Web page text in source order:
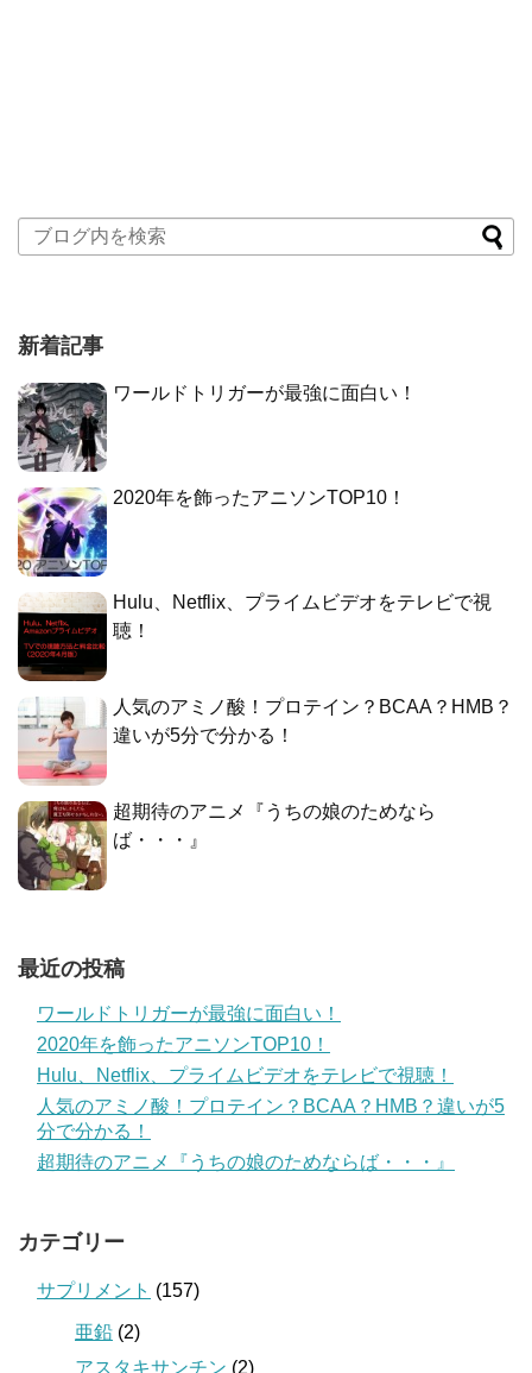
新着記事
ワールドトリガーが最強に面白い！
2020年を飾ったアニソンTOP10！
Hulu、Netflix、プライムビデオをテレビで視
聴！
人気のアミノ酸！プロテイン？BCAA？HMB？
違いが5分で分かる！
超期待のアニメ『うちの娘のためなら
ば・・・』
最近の投稿
ワールドトリガーが最強に面白い！
2020年を飾ったアニソンTOP10！
Hulu、Netflix、プライムビデオをテレビで視聴！
人気のアミノ酸！プロテイン？BCAA？HMB？違いが5
分で分かる！
超期待のアニメ『うちの娘のためならば・・・』
カテゴリー
サプリメント (157)
亜鉛 (2)
アスタキサンチン (2)